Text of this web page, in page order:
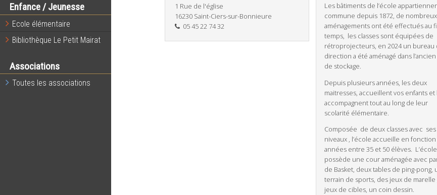
Enfance / Jeunesse
Ecole élémentaire
Bibliothèque Le Petit Mairat
Associations
Toutes les associations
1 Rue de l'église
16230 Saint-Ciers-sur-Bonnieure
05 45 22 74 32
Les bâtiments de l’école
commune depuis 1872, de nombreux
aménagements ont été effectués au
temps, les classes sont équipées de
rétroprojecteurs, en 2024 un bureau
direction a été aménagé dans
de stockage.
Depuis plusieurs années, les deux
maitresses, accueillent vos enfants et
accompagnent tout au long de leur
scolarité élémentaire.
Composée de deux classes avec ses
niveaux , l’école accueille en
années entre 35 et 50 élèves. L’école
possède une cour aménagée avec
de Basket, deux tables de ping-pong,
terrain de sports, des jeux de marelle
jeux de cibles, un coin dessin.